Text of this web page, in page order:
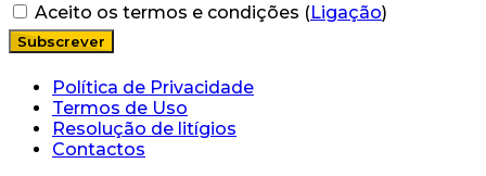
Aceito os termos e condições (Ligação)
Política de Privacidade
Termos de Uso
Resolução de litígios
Contactos